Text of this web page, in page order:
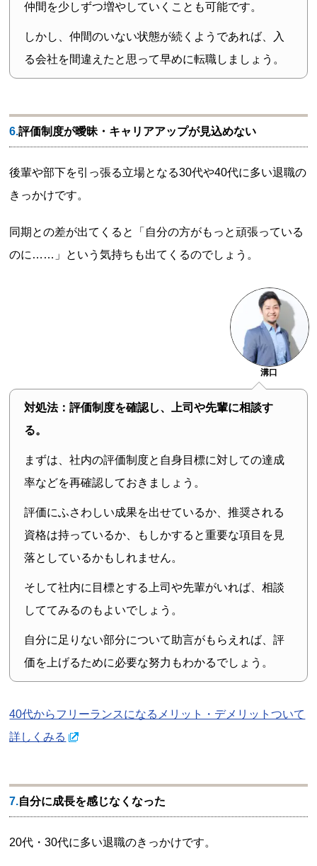
仲間を少しずつ増やしていくことも可能です。
しかし、仲間のいない状態が続くようであれば、入
る会社を間違えたと思って早めに転職しましょう。
6.評価制度が曖昧・キャリアアップが見込めない
後輩や部下を引っ張る立場となる30代や40代に多い退職の
きっかけです。
同期との差が出てくると「自分の方がもっと頑張っている
のに……」という気持ちも出てくるのでしょう。
溝口
対処法：評価制度を確認し、上司や先輩に相談す
る。
まずは、社内の評価制度と自身目標に対しての達成
率などを再確認しておきましょう。
評価にふさわしい成果を出せているか、推奨される
資格は持っているか、もしかすると重要な項目を見
落としているかもしれません。
そして社内に目標とする上司や先輩がいれば、相談
しててみるのもよいでしょう。
自分に足りない部分について助言がもらえれば、評
価を上げるために必要な努力もわかるでしょう。
40代からフリーランスになるメリット・デメリットついて
詳しくみる
7.自分に成長を感じなくなった
20代・30代に多い退職のきっかけです。